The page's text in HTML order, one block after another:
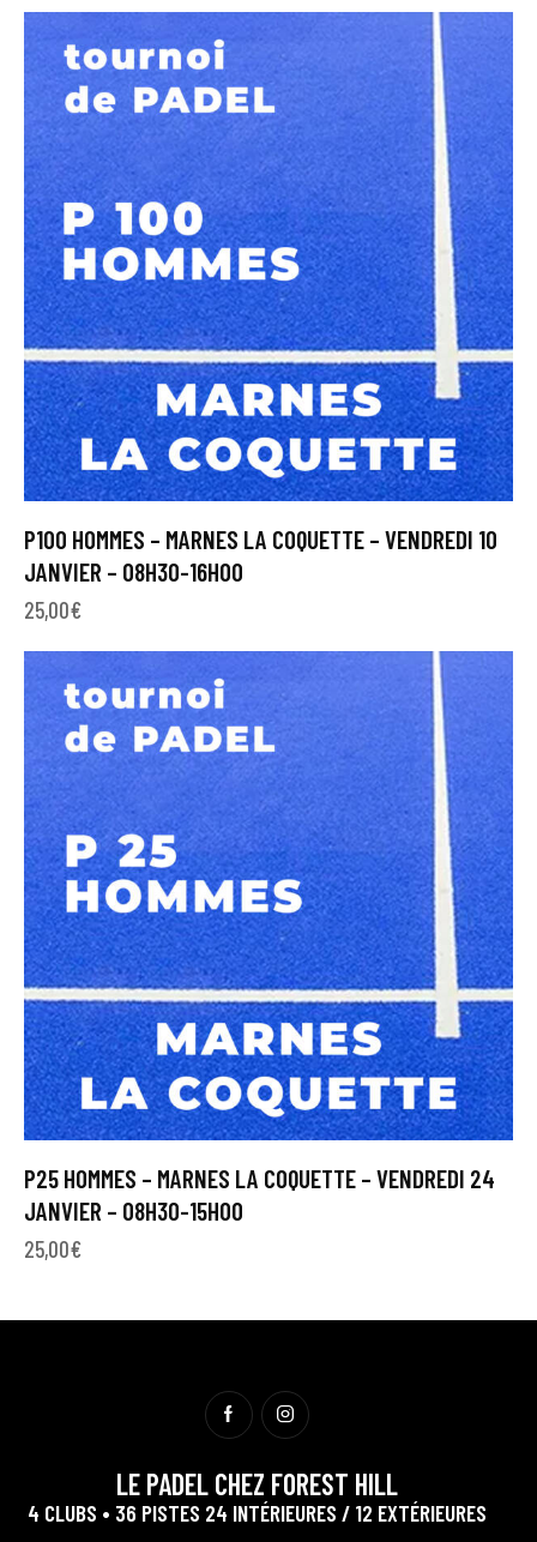
P100 HOMMES – MARNES LA COQUETTE – VENDREDI 10
JANVIER – 08H30-16H00
25,00€
P25 HOMMES – MARNES LA COQUETTE – VENDREDI 24
JANVIER – 08H30-15H00
25,00€
LE PADEL CHEZ FOREST HILL
4 CLUBS • 36 PISTES 24 INTÉRIEURES / 12 EXTÉRIEURES